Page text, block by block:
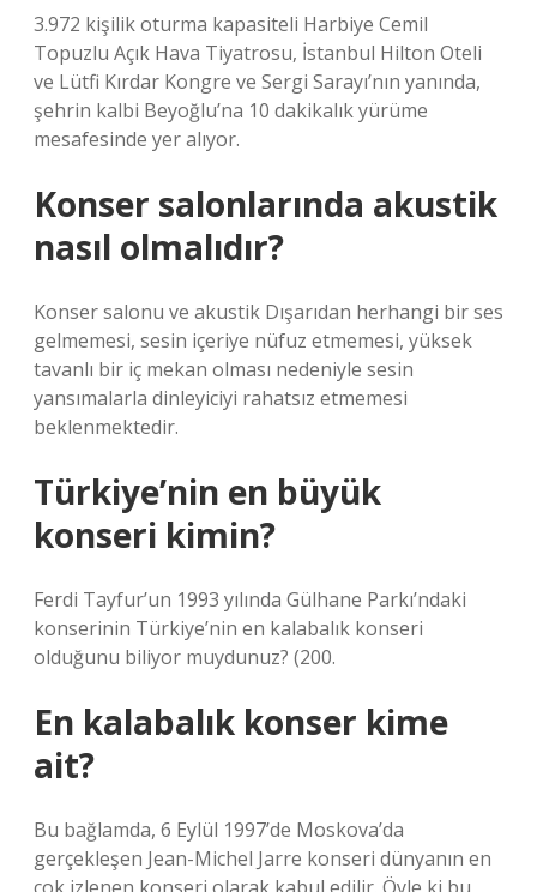
3.972 kişilik oturma kapasiteli Harbiye Cemil
Topuzlu Açık Hava Tiyatrosu, İstanbul Hilton Oteli
ve Lütfi Kırdar Kongre ve Sergi Sarayı’nın yanında,
şehrin kalbi Beyoğlu’na 10 dakikalık yürüme
mesafesinde yer alıyor.
Konser salonlarında akustik
nasıl olmalıdır?
Konser salonu ve akustik Dışarıdan herhangi bir ses
gelmemesi, sesin içeriye nüfuz etmemesi, yüksek
tavanlı bir iç mekan olması nedeniyle sesin
yansımalarla dinleyiciyi rahatsız etmemesi
beklenmektedir.
Türkiye’nin en büyük
konseri kimin?
Ferdi Tayfur’un 1993 yılında Gülhane Parkı’ndaki
konserinin Türkiye’nin en kalabalık konseri
olduğunu biliyor muydunuz? (200.
En kalabalık konser kime
ait?
Bu bağlamda, 6 Eylül 1997’de Moskova’da
gerçekleşen Jean-Michel Jarre konseri dünyanın en